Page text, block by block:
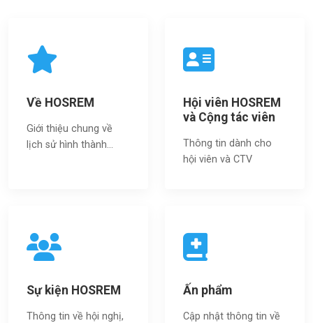
Về HOSREM
Giới thiệu chung về
lịch sử hình thành...
Hội viên HOSREM
và Cộng tác viên
Thông tin dành cho
hội viên và CTV
Sự kiện HOSREM
Thông tin về hội nghị,
Ấn phẩm
Cập nhật thông tin về